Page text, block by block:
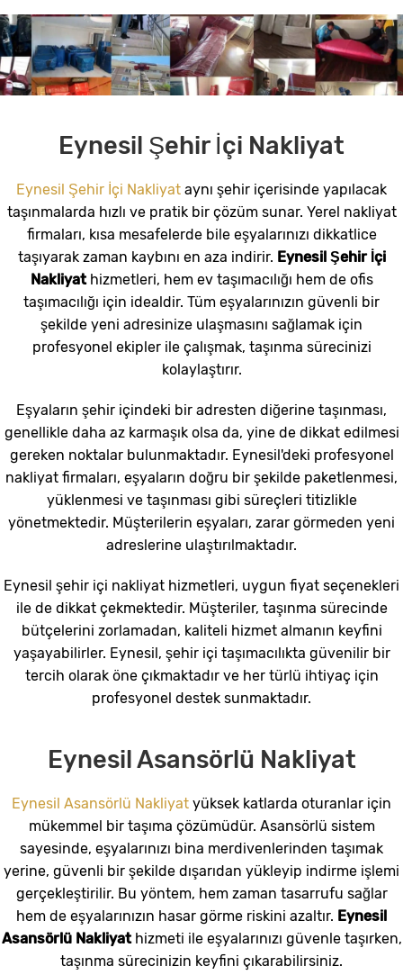
Eynesil Şehir İçi Nakliyat
Eynesil Şehir İçi Nakliyat aynı şehir içerisinde yapılacak
taşınmalarda hızlı ve pratik bir çözüm sunar. Yerel nakliyat
firmaları, kısa mesafelerde bile eşyalarınızı dikkatlice
taşıyarak zaman kaybını en aza indirir. Eynesil Şehir İçi
Nakliyathizmetleri, hem ev taşımacılığı hem de ofis
taşımacılığı için idealdir. Tüm eşyalarınızın güvenli bir
şekilde yeni adresinize ulaşmasını sağlamak için
profesyonel ekipler ile çalışmak, taşınma sürecinizi
kolaylaştırır.
Eşyaların şehir içindeki bir adresten diğerine taşınması,
genellikle daha az karmaşık olsa da, yine de dikkat edilmesi
gereken noktalar bulunmaktadır. Eynesil'deki profesyonel
nakliyat firmaları, eşyaların doğru bir şekilde paketlenmesi,
yüklenmesi ve taşınması gibi süreçleri titizlikle
yönetmektedir. Müşterilerin eşyaları, zarar görmeden yeni
adreslerine ulaştırılmaktadır.
Eynesil şehir içi nakliyat hizmetleri, uygun fiyat seçenekleri
ile de dikkat çekmektedir. Müşteriler, taşınma sürecinde
bütçelerini zorlamadan, kaliteli hizmet almanın keyfini
yaşayabilirler. Eynesil, şehir içi taşımacılıkta güvenilir bir
tercih olarak öne çıkmaktadır ve her türlü ihtiyaç için
profesyonel destek sunmaktadır.
Eynesil Asansörlü Nakliyat
Eynesil Asansörlü Nakliyat yüksek katlarda oturanlar için
mükemmel bir taşıma çözümüdür. Asansörlü sistem
sayesinde, eşyalarınızı bina merdivenlerinden taşımak
yerine, güvenli bir şekilde dışarıdan yükleyip indirme işlemi
gerçekleştirilir. Bu yöntem, hem zaman tasarrufu sağlar
hem de eşyalarınızın hasar görme riskini azaltır. Eynesil
Asansörlü Nakliyathizmeti ile eşyalarınızı güvenle taşırken,
taşınma sürecinizin keyfini çıkarabilirsiniz.